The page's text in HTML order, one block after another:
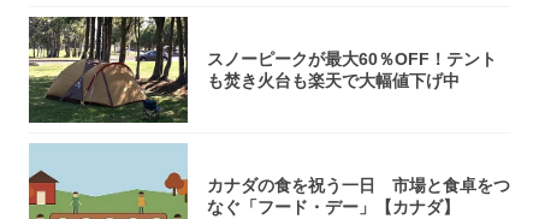
スノーピークが最大60％OFF！テント
も焚き火台も楽天で大幅値下げ中
カナダの食を祝う一日 市場と食卓をつ
なぐ「フード・デー」【カナダ】